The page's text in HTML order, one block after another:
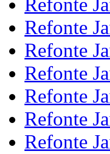
Refonte
Refonte
Refonte
Refonte
Refonte
Refonte